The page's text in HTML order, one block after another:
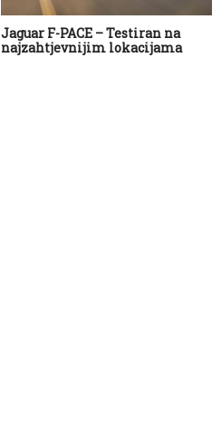
Jaguar F-PACE – Testiran na
najzahtjevnijim lokacijama